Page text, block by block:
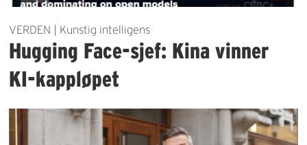
VERDEN | Kunstig intelligens
Hugging Face-sjef: Kina vinner
KI-kappløpet